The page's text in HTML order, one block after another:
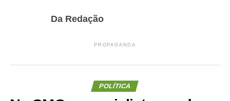
Da Redação
PROPAGANDA
POLÍTICA